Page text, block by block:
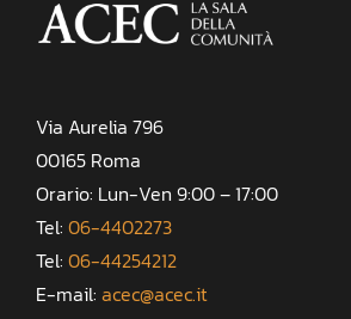
Via Aurelia 796
00165 Roma
Orario: Lun-Ven 9:00 – 17:00
Tel: 06-4402273
Tel: 06-44254212
E-mail: acec@acec.it